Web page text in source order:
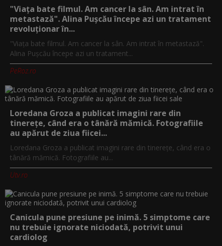
"Viața bate filmul. Am cancer la sân. Am intrat în
metastază". Alina Pușcău începe azi un tratament
revoluționar în...
"Viața bate filmul. Am cancer la sân. Am intrat în metastază".
Alina Pușcău începe azi un tratament...
PeRoz.ro
Loredana Groza a publicat imagini rare din
tinerețe, când era o tânără mămică. Fotografiile
au apărut de ziua fiicei...
Loredana Groza a publicat imagini rare din tinerețe, când era o
tânără mămică. Fotografiile au...
Utv.ro
Canicula pune presiune pe inimă. 5 simptome care
nu trebuie ignorate niciodată, potrivit unui
cardiolog